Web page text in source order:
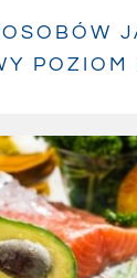
POZIOM